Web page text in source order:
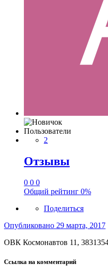
Пользователи
2
Отзывы
0 0 0
Общий рейтинг 0%
Поделиться
Опубликовано 29 марта, 2017
ОВК Космонавтов 11,
Ссылка на комментарий